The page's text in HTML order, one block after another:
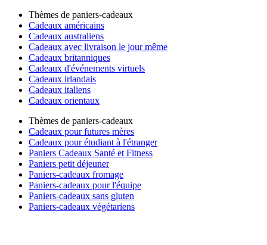
Thèmes de paniers-cadeaux
Cadeaux américains
Cadeaux australiens
Cadeaux avec livraison le jour même
Cadeaux britanniques
Cadeaux d'événements virtuels
Cadeaux irlandais
Cadeaux italiens
Cadeaux orientaux
Thèmes de paniers-cadeaux
Cadeaux pour futures mères
Cadeaux pour étudiant à l'étranger
Paniers Cadeaux Santé et Fitness
Paniers petit déjeuner
Paniers-cadeaux fromage
Paniers-cadeaux pour l'équipe
Paniers-cadeaux sans gluten
Paniers-cadeaux végétariens